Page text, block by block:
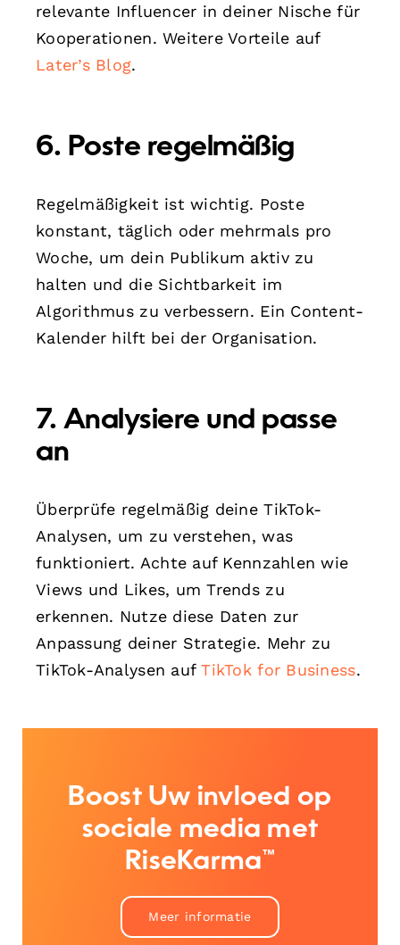
relevante Influencer in deiner Nische für
Kooperationen. Weitere Vorteile auf
Later’s Blog.
6. Poste regelmäßig
Regelmäßigkeit ist wichtig. Poste
konstant, täglich oder mehrmals pro
Woche, um dein Publikum aktiv zu
halten und die Sichtbarkeit im
Algorithmus zu verbessern. Ein Content-
Kalender hilft bei der Organisation.
7. Analysiere und passe
an
Überprüfe regelmäßig deine TikTok-
Analysen, um zu verstehen, was
funktioniert. Achte auf Kennzahlen wie
Views und Likes, um Trends zu
erkennen. Nutze diese Daten zur
Anpassung deiner Strategie. Mehr zu
TikTok-Analysen aufTikTok for Business.
Boost Uw invloed op
sociale media met
RiseKarma™
Meer informatie